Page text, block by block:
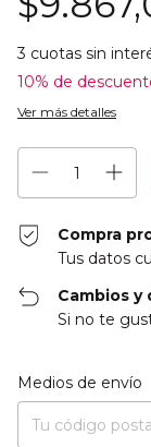
3 cuotas sin
10% de
Ver más detalles
Compra
Tus datos
Cambios y
Si no te
Entregas para el CP:
Medios de envío